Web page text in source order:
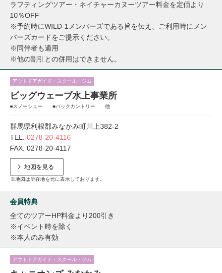
ラフティングツアー・ネイチャーカヌーツアー料金を定価より
10％OFF
※予約時にWILD-1メンバーズである旨を伝え、ご利用時にメン
バーズカードをご提示ください。
※同伴者も適用
※他の割引との併用はできません。
アウトドアガイド・スクール・ジム
ビッグウェーブ水上事業所
■スノーシュー ■バックカントリー 他
群馬県利根郡みなかみ町川上382-2
TEL. 0278-20-4116
FAX. 0278-20-4117
地図を見る
※地図は所在地を元に表示しております。
会員特典
全てのツアーHP料金より200引き
※イベント時を除く
※本人のみ有効
アウトドアガイド・スクール・ジム